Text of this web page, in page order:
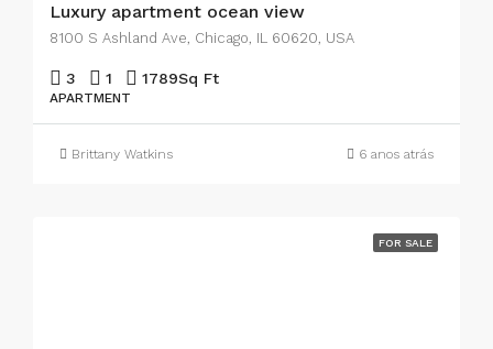
Luxury apartment ocean view
8100 S Ashland Ave, Chicago, IL 60620, USA
3 1 1789Sq Ft
APARTMENT
Brittany Watkins 6 anos atrás
FOR SALE